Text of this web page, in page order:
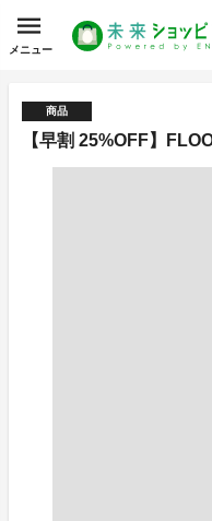
メニュー
商品
【早割 25%OFF】